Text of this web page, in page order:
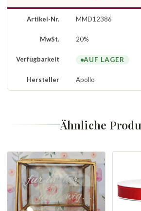
Artikel-Nr. MMD12386
MwSt. 20%
Verfügbarkeit AUF LAGER
Hersteller Apollo
Ähnliche